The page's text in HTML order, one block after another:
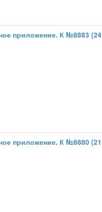
приложение. К №8883 (24
приложение. К №8880 (21